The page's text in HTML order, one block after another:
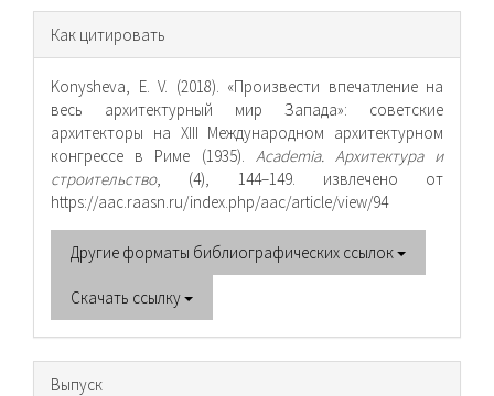
Информация
о статье
Как цитировать
Konysheva, E. V. (2018). «Произвести впечатление на
весь архитектурный мир Запада»: советские
архитекторы на XIII Международном архитектурном
конгрессе в Риме (1935). Academia. Архитектура и
строительство, (4), 144–149. извлечено от
https://aac.raasn.ru/index.php/aac/article/view/94
Другие форматы библиографических ссылок
Скачать ссылку
Выпуск